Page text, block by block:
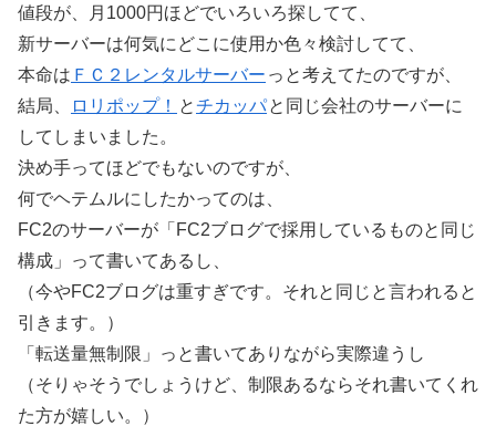
値段が、月1000円ほどでいろいろ探してて、
新サーバーは何気にどこに使用か色々検討してて、
本命は ＦＣ２レンタルサーバー っと考えてたのですが、
結局、
ロリポップ！ とチカッパと同じ会社のサーバーに
してしまいました。
決め手ってほどでもないのですが、
何でヘテムルにしたかってのは、
FC2のサーバーが「FC2ブログで採用しているものと同じ
構成」って書いてあるし、
（今やFC2ブログは重すぎです。それと同じと言われると
引きます。）
「転送量無制限」っと書いてありながら実際違うし
（そりゃそうでしょうけど、制限あるならそれ書いてくれ
た方が嬉しい。）